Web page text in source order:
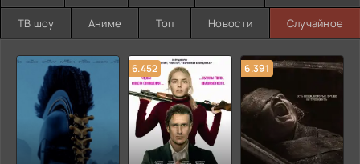
ТВ шоу Аниме Топ Новости Случайное
6.452 6.391